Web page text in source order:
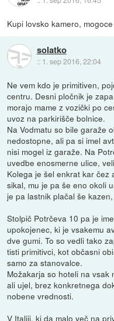
Kupi lovsko kamero,
solatko
:: 1. sep 2016, 22:04
Ne vem kdo je primitiven,
centru. Desni pločnik je
morajo mame z vozički po
uvoz na parkirišče bolnice.
Na Vodmatu so bile garaže
nedostopne, ali pa si imel
nisi mogel iz garaže. Na
uvedbe enosmerne ulice,
Kolega je šel enkrat kar čez
sikal, mu je pa še eno okoli
je pa lastnik plačal še
Stolpič Potrčeva 10 pa je
upokojenec, ki je vsakemu
dve gumi. To so vedli tako
tisti primitivci, kot občasni
samo za stanovalce.
Možakarja so hoteli na vsak
ali ujel, brez konkretnega
nobene vrednosti.
V Italiji, ki da malo več na